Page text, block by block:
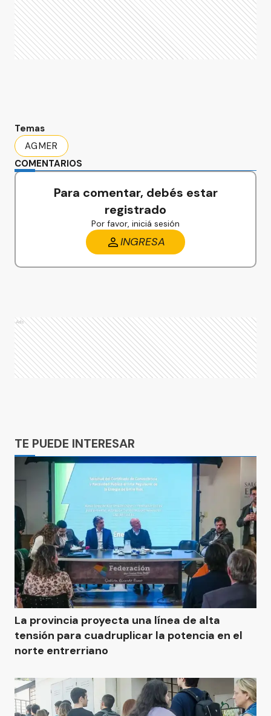
Temas
AGMER
COMENTARIOS
Para comentar, debés estar
registrado
Por favor, iniciá sesión
INGRESA
Ads
TE PUEDE INTERESAR
La provincia proyecta una línea de alta
tensión para cuadruplicar la potencia en el
norte entrerriano